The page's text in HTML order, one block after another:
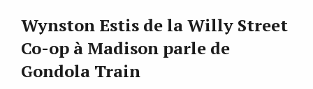
Wynston Estis de la Willy Street
Co-op à Madison parle de
Gondola Train